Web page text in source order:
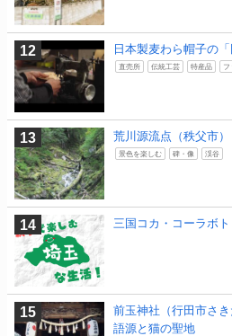
日本製麦わら帽子の
直売所 伝統工芸 特産品 フ
荒川源流点（秩父市）
景色を楽しむ 碑・像 渓谷
三国コカ・コーラボト
前玉神社（行田市さ
語源と猫の聖地